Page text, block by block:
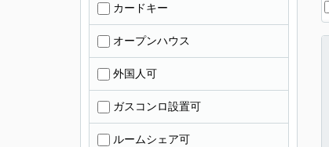
カードキー
オープンハウス
外国人可
ガスコンロ設置可
ルームシェア可